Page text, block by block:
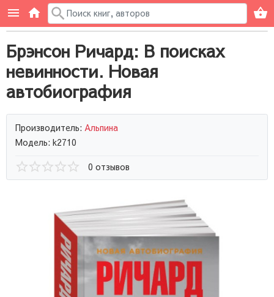
Брэнсон Ричард: В поисках
невинности. Новая
автобиография
Производитель: Альпина
Модель: k2710
0 отзывов